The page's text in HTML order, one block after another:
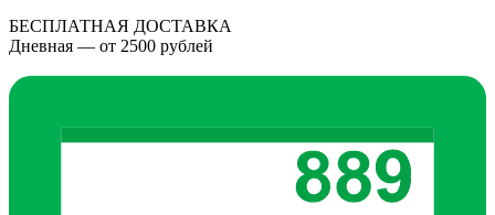
БЕСПЛАТНАЯ ДОСТАВКА
Дневная — от 2500 рублей